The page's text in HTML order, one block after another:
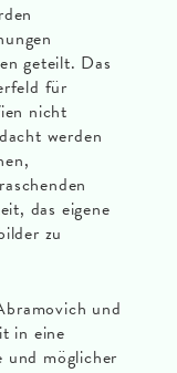
geteilt. Das
für
nicht
werden
das eigene
zu
und
in eine
und möglicher